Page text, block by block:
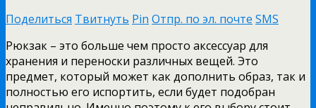
Поделиться Твитнуть Pin Отпр. по эл. почте SMS
Рюкзак – это больше чем просто аксессуар для
хранения и переноски различных вещей. Это
предмет, который может как дополнить образ, так и
полностью его испортить, если будет подобран